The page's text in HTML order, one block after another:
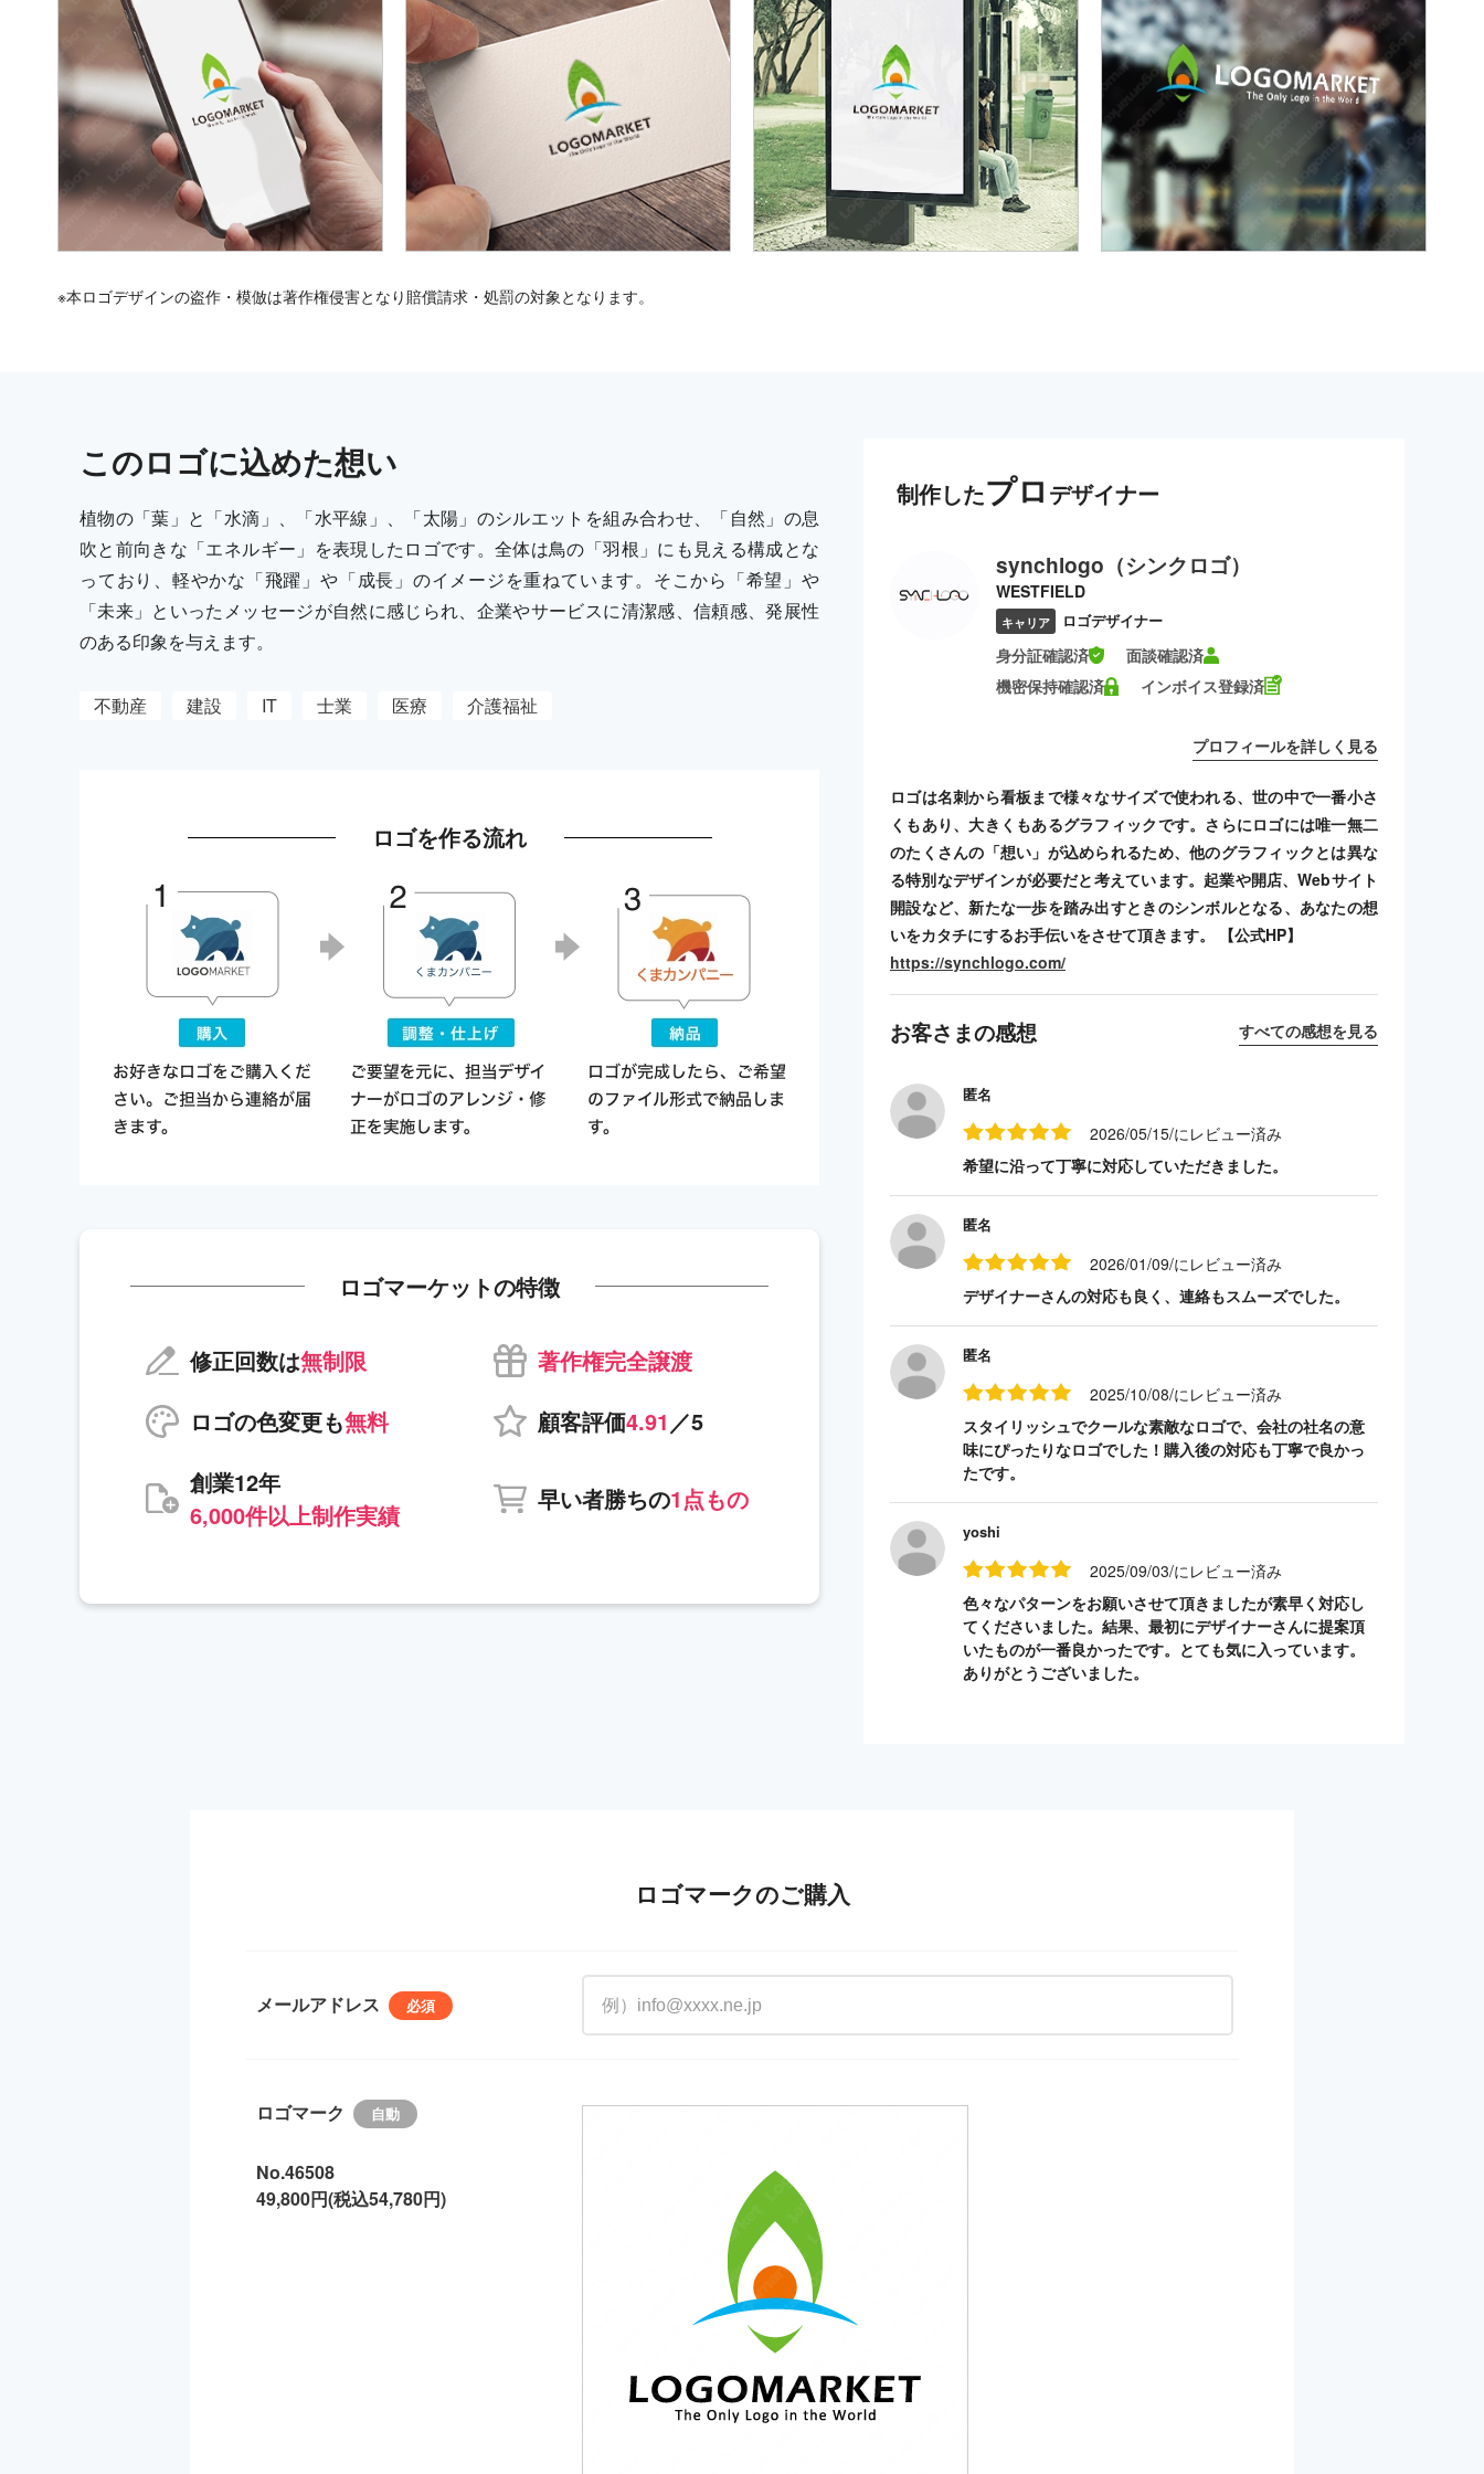
※本ロゴデザインの盗作・模倣は著作権侵害となり賠償請求・処罰の対象となります。
このロゴに込めた想い
植物の「葉」と「水滴」、「水平線」、「太陽」のシルエットを組み合わせ、「自然」の息
吹と前向きな「エネルギー」を表現したロゴです。全体は鳥の「羽根」にも見える構成とな
っており、軽やかな「飛躍」や「成長」のイメージを重ねています。そこから「希望」や
「未来」といったメッセージが自然に感じられ、企業やサービスに清潔感、信頼感、発展性
のある印象を与えます。
不動産 建設 IT 士業 医療 介護福祉
ロゴを作る流れ
ロゴマーケットの特徴
修正回数は無制限
著作権完全譲渡
ロゴの色変更も無料 顧客評価4.91 ／5
創業12年
6,000件以上制作実績
早い者勝ちの1点もの
制作したプロ デザイナー
synchlogo（シンクロゴ）
WESTFIELD
キャリア ロゴデザイナー
身分証確認済
面談確認済
機密保持確認済
インボイス登録済
プロフィールを詳しく見る
ロゴは名刺から看板まで様々なサイズで使われる、世の中で一番小さ
くもあり、大きくもあるグラフィックです。さらにロゴには唯一無二
のたくさんの「想い」が込められるため、他のグラフィックとは異な
る特別なデザインが必要だと考えています。起業や開店、Webサイト
開設など、新たな一歩を踏み出すときのシンボルとなる、あなたの想
いをカタチにするお手伝いをさせて頂きます。 【公式HP】
https://synchlogo.com/
お客さまの感想 すべての感想を見る
匿名
2026/05/15/にレビュー済み
希望に沿って丁寧に対応していただきました。
匿名
2026/01/09/にレビュー済み
デザイナーさんの対応も良く、連絡もスムーズでした。
匿名
2025/10/08/にレビュー済み
スタイリッシュでクールな素敵なロゴで、会社の社名の意
味にぴったりなロゴでした！購入後の対応も丁寧で良かっ
たです。
yoshi
2025/09/03/にレビュー済み
色々なパターンをお願いさせて頂きましたが素早く対応し
てくださいました。結果、最初にデザイナーさんに提案頂
いたものが一番良かったです。とても気に入っています。
ありがとうございました。
ロゴマークのご購入
メールアドレス
ロゴマーク
No.46508
49,800円(税込54,780円)